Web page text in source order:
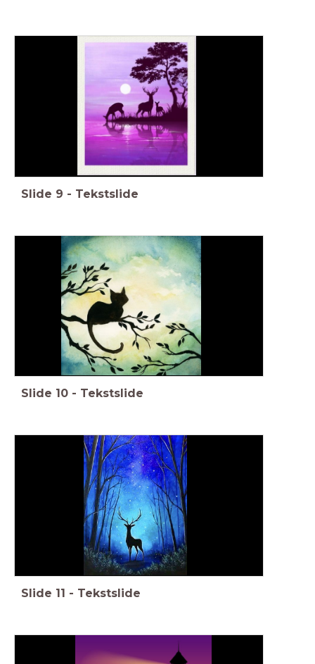
Slide 9 - Tekstslide
Slide 10 - Tekstslide
Slide 11 - Tekstslide